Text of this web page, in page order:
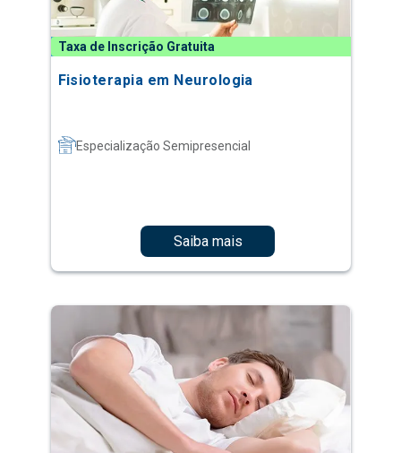
Taxa de Inscrição Gratuita
Fisioterapia em Neurologia
Especialização Semipresencial
Saiba mais